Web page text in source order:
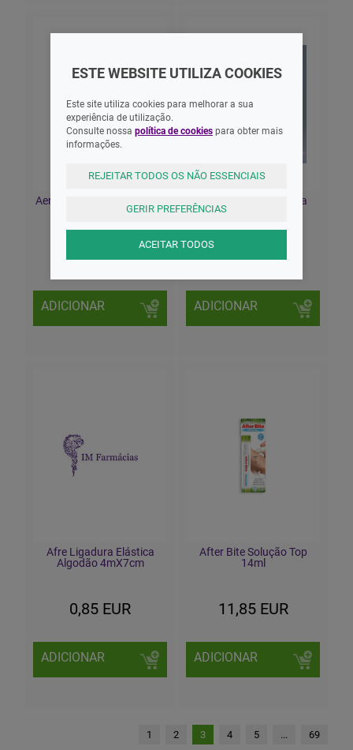
AeroChamber2Go Câmara
Expansora
38,00 EUR
ADICIONAR
Afre Ligadura Elástica
Algodão 4mX10cm
0,90 EUR
ADICIONAR
Afre Ligadura Elástica
Algodão 4mX7cm
0,85 EUR
ADICIONAR
After Bite Solução Top
14ml
11,85 EUR
ADICIONAR
1 2 3 4 5 ... 69
ESTE WEBSITE UTILIZA COOKIES
Este site utiliza cookies para melhorar a sua
experiência de utilização.
Consulte nossa política de cookies para obter mais
informações.
REJEITAR TODOS OS NÃO ESSENCIAIS
GERIR PREFERÊNCIAS
ACEITAR TODOS